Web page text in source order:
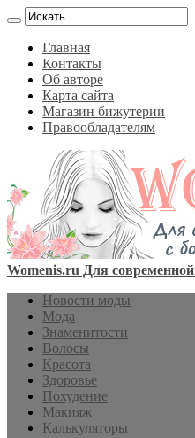
Главная
Контакты
Об авторе
Карта сайта
Магазин бижутерии
Правообладателям
Womenis.ru Для
Новости моды
Мода
Знаменитости
Волосы
Красота
Здоровье
Похудение
Макияж
Калькуляторы